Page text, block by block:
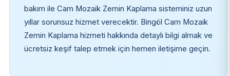
bakım ile Cam Mozaik Zemin Kaplama sisteminiz uzun
yıllar sorunsuz hizmet verecektir. Bingöl Cam Mozaik
Zemin Kaplama hizmeti hakkında detaylı bilgi almak ve
ücretsiz keşif talep etmek için hemen iletişime geçin.